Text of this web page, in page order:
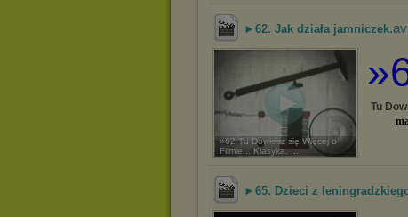
►62. Jak działa jamniczek
»62 Tu Dowiesz się Więcej o
Filmie... Klasyka. ...
Tu
►65. Dzieci z